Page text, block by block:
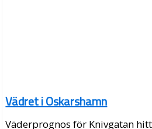
Vädret i Oskarshamn
Väderprognos för Knivgatan